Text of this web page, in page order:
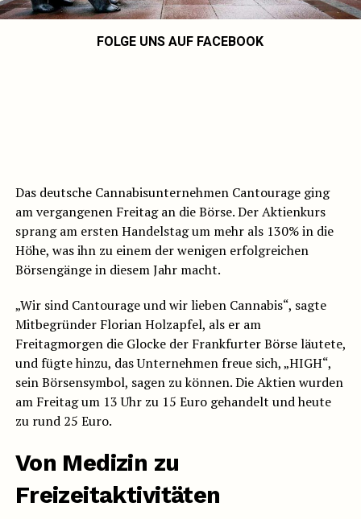
FOLGE UNS AUF FACEBOOK
Das deutsche Cannabisunternehmen Cantourage ging
am vergangenen Freitag an die Börse. Der Aktienkurs
sprang am ersten Handelstag um mehr als 130% in die
Höhe, was ihn zu einem der wenigen erfolgreichen
Börsengänge in diesem Jahr macht.
„Wir sind Cantourage und wir lieben Cannabis“, sagte
Mitbegründer Florian Holzapfel, als er am
Freitagmorgen die Glocke der Frankfurter Börse läutete,
und fügte hinzu, das Unternehmen freue sich, „HIGH“,
sein Börsensymbol, sagen zu können. Die Aktien wurden
am Freitag um 13 Uhr zu 15 Euro gehandelt und heute
zu rund 25 Euro.
Von Medizin zu
Freizeitaktivitäten